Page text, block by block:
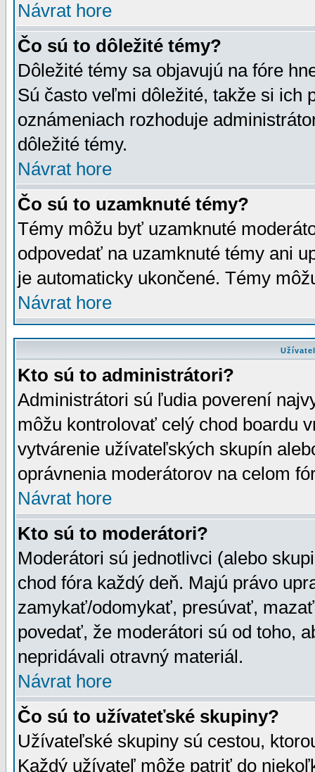
Návrat hore
Čo sú to dôležité témy?
Dôležité témy sa objavujú na fóre
Sú často veľmi dôležité, takže si ich
oznámeniach rozhoduje
dôležité témy.
Návrat hore
Čo sú to uzamknuté témy?
Témy môžu byť uzamknuté
odpovedať na uzamknuté témy ani
je automaticky ukončené. Témy
Návrat hore
Kto sú to administrátori?
Administrátori sú ľudia poverení
môžu kontrolovať celý chod boardu
vytvárenie užívateľských skupín
oprávnenia moderátorov na celom
Návrat hore
Kto sú to moderátori?
Moderátori sú jednotlivci (alebo
chod fóra každý deň. Majú právo
zamykať/odomykať, presúvať,
povedať, že moderátori sú od toho,
nepridávali otravný materiál.
Návrat hore
Čo sú to užívateťské skupiny?
Užívateľské skupiny sú cestou,
Každý užívateľ môže patriť do